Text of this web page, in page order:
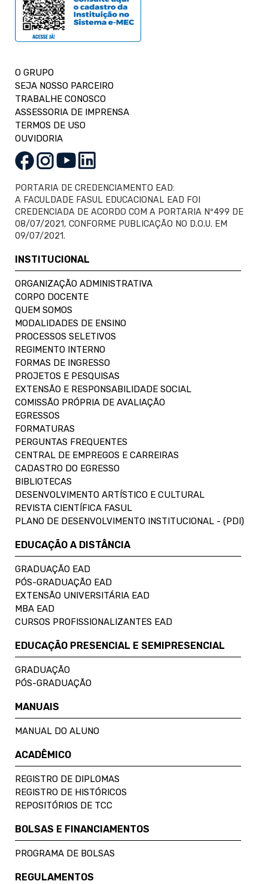
O GRUPO
SEJA NOSSO PARCEIRO
TRABALHE CONOSCO
ASSESSORIA DE IMPRENSA
TERMOS DE USO
OUVIDORIA
PORTARIA DE CREDENCIAMENTO EAD:
A FACULDADE FASUL EDUCACIONAL EAD FOI
CREDENCIADA DE ACORDO COM A PORTARIA Nº499 DE
08/07/2021, CONFORME PUBLICAÇÃO NO D.O.U. EM
09/07/2021.
INSTITUCIONAL
ORGANIZAÇÃO ADMINISTRATIVA
CORPO DOCENTE
QUEM SOMOS
MODALIDADES DE ENSINO
PROCESSOS SELETIVOS
REGIMENTO INTERNO
FORMAS DE INGRESSO
PROJETOS E PESQUISAS
EXTENSÃO E RESPONSABILIDADE SOCIAL
COMISSÃO PRÓPRIA DE AVALIAÇÃO
EGRESSOS
FORMATURAS
PERGUNTAS FREQUENTES
CENTRAL DE EMPREGOS E CARREIRAS
CADASTRO DO EGRESSO
BIBLIOTECAS
DESENVOLVIMENTO ARTÍSTICO E CULTURAL
REVISTA CIENTÍFICA FASUL
PLANO DE DESENVOLVIMENTO INSTITUCIONAL - (PDI)
EDUCAÇÃO A DISTÂNCIA
GRADUAÇÃO EAD
PÓS-GRADUAÇÃO EAD
EXTENSÃO UNIVERSITÁRIA EAD
MBA EAD
CURSOS PROFISSIONALIZANTES EAD
EDUCAÇÃO PRESENCIAL E SEMIPRESENCIAL
GRADUAÇÃO
PÓS-GRADUAÇÃO
MANUAIS
MANUAL DO ALUNO
ACADÊMICO
REGISTRO DE DIPLOMAS
REGISTRO DE HISTÓRICOS
REPOSITÓRIOS DE TCC
BOLSAS E FINANCIAMENTOS
PROGRAMA DE BOLSAS
REGULAMENTOS